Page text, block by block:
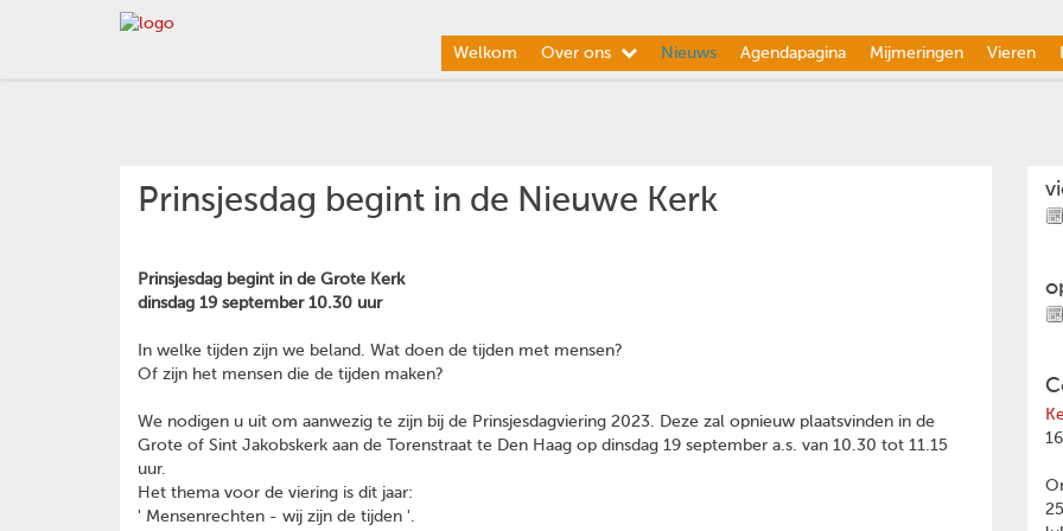
Welkom Over ons Nieuws Agendapagina Mijmeringen Vieren
Prinsjesdag begint in de Nieuwe Kerk
Prinsjesdag begint in de Grote Kerk
dinsdag 19 september 10.30 uur
In welke tijden zijn we beland. Wat doen de tijden met mensen?
Of zijn het mensen die de tijden maken?
We nodigen u uit om aanwezig te zijn bij de Prinsjesdagviering 2023. Deze zal opnieuw plaatsvinden in de
Grote of Sint Jakobskerk aan de Torenstraat te Den Haag op dinsdag 19 september a.s. van 10.30 tot 11.15
uur.
Het thema voor de viering is dit jaar:
' Mensenrechten - wij zijn de tijden '.